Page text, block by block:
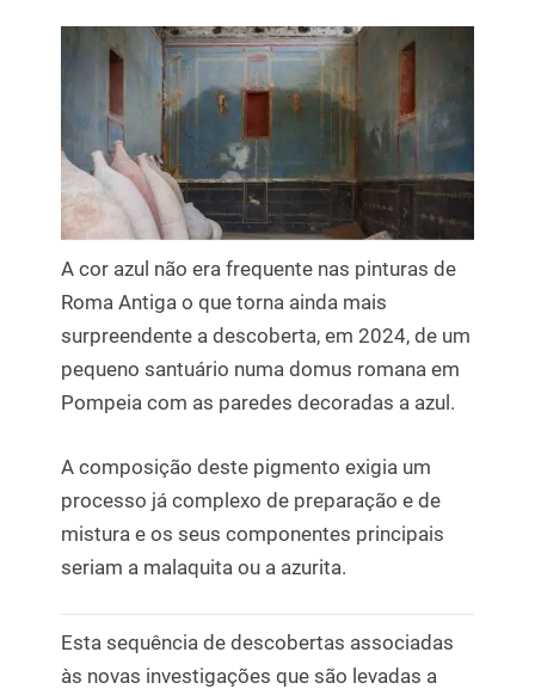
A cor azul não era frequente nas pinturas de
Roma Antiga o que torna ainda mais
surpreendente a descoberta, em 2024, de um
pequeno santuário numa domus romana em
Pompeia com as paredes decoradas a azul.
A composição deste pigmento exigia um
processo já complexo de preparação e de
mistura e os seus componentes principais
seriam a malaquita ou a azurita.
Esta sequência de descobertas associadas
às novas investigações que são levadas a